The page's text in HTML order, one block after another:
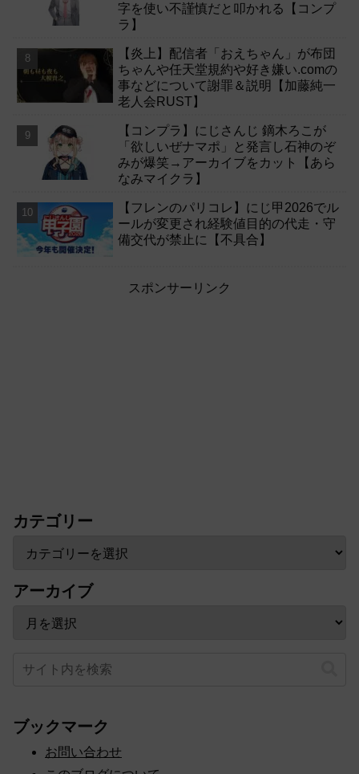
字を使い不謹慎だと叩かれる【コンプ
ラ】
【炎上】配信者「おえちゃん」が布団
ちゃんや任天堂規約や好き嫌い.comの
事などについて謝罪＆説明【加藤純一
老人会RUST】
【コンプラ】にじさんじ 鏑木ろこが
「欲しいぜナマポ」と発言し石神のぞ
みが爆笑→アーカイブをカット【あら
なみマイクラ】
【フレンのパリコレ】にじ甲2026でル
ールが変更され経験値目的の代走・守
備交代が禁止に【不具合】
スポンサーリンク
カテゴリー
アーカイブ
ブックマーク
お問い合わせ